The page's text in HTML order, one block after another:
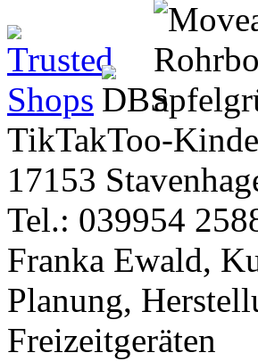
TikTakToo-
17153
Tel.: 039954
Franka Ewald,
Planung,
Freizeitgeräten